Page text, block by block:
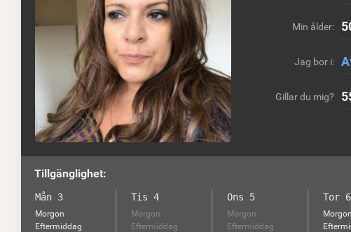
Min ålder:
Jag bor i:
Gillar du mig?
Tillgänglighet:
Mån 3
Morgon
Eftermiddag
Tis 4
Morgon
Eftermiddag
Ons 5
Morgon
Eftermiddag
Tor 6
Morgon